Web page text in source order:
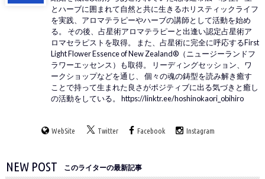
とハーブに囲まれて自然と共に生きるホリスティックライフ
を実践、アロマテラピーやハーブの講師として活動を始め
る。 その後、占星術アロマテラピーと出逢い認定占星術ア
ロマセラピストを取得。 また、占星術に完全に呼応するFirst
Light Flower Essence of New Zealand®（ニュージーランドフ
ラワーエッセンス）も取得。 リーディングセッション、ワ
ークショップなどを通じ、 個々の魂の鋳型を読み解き癒す
ことで持って生まれた良さがポジティブに出る気づきと癒し
の活動をしている。 https://linktr.ee/hoshinokaori_obihiro
WebSite Twitter Facebook Instagram
NEW POST このライターの最新記事